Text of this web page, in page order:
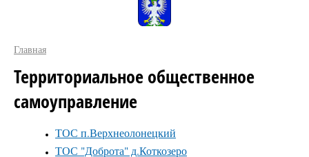
Главная
Территориальное общественное
самоуправление
ТОС п.Верхнеолонецкий
ТОС "Доброта" д.Коткозеро